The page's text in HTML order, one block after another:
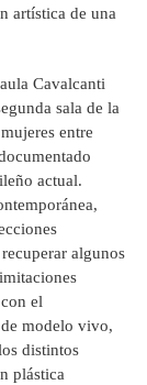
artística de una
Cavalcanti
sala de la
entre
actual.
algunos
el
modelo vivo,
distintos
plástica